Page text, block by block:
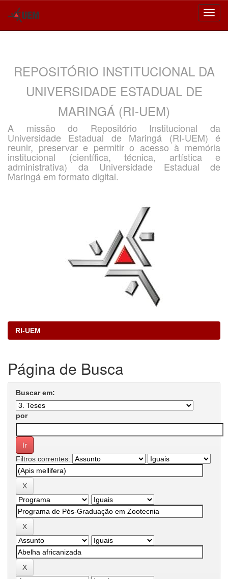
REPOSITÓRIO INSTITUCIONAL DA
UNIVERSIDADE ESTADUAL DE
MARINGÁ (RI-UEM)
A missão do Repositório Institucional da
Universidade Estadual de Maringá (RI-UEM) é
reunir, preservar e permitir o acesso à memória
institucional (científica, técnica, artística e
administrativa) da Universidade Estadual de
Maringá em formato digital.
RI-UEM
Página de Busca
Buscar em:
por
Filtros correntes: